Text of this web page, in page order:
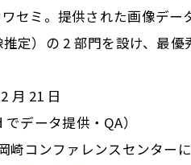
セミ。提供された画像デ
定）の 2 部門を設け、最
月 21 日
データ提供・QA）
崎コンファレンスセンター